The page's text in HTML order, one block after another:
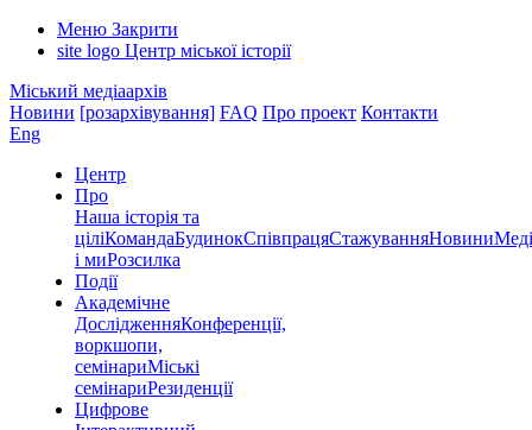
Меню Закрити
site logo Центр міської історії
Міський медіаархів
Новини [розархівування] FAQ Про проект Контакти
Eng
Центр
Про
Наша історія та
ціліКомандаБудинокСпівпрацяСтажуванняНовини
і миРозсилка
Події
Академічне
ДослідженняКонференції,
воркшопи,
семінариМіські
семінариРезиденції
Цифрове